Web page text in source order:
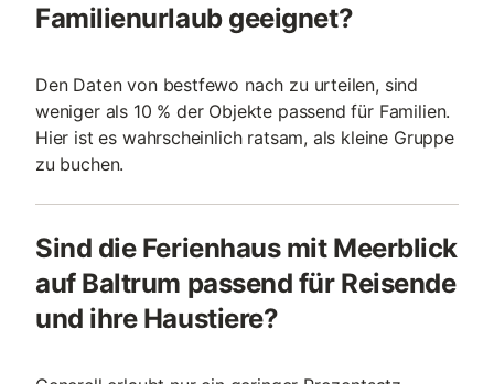
Familienurlaub geeignet?
Den Daten von bestfewo nach zu urteilen, sind
weniger als 10 % der Objekte passend für Familien.
Hier ist es wahrscheinlich ratsam, als kleine Gruppe
zu buchen.
Sind die Ferienhaus mit Meerblick
auf Baltrum passend für Reisende
und ihre Haustiere?